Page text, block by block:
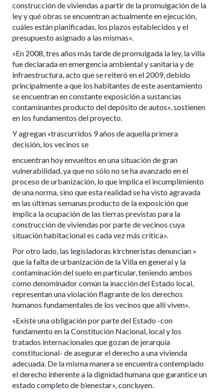
construcción de viviendas a partir de la promulgación de la
ley y qué obras se encuentran actualmente en ejecución,
cuáles están planificadas, los plazos establecidos y el
presupuesto asignado a las mismas».
«En 2008, tres años más tarde de promulgada la ley, la villa
fue declarada en emergencia ambiental y sanitaria y de
infraestructura, acto que se reiteró en el 2009, debido
principalmente a que los habitantes de este asentamiento
se encuentran en constante exposición a sustancias
contaminantes producto del depósito de autos», sostienen
en los fundamentos del proyecto.
Y agregan «trascurridos 9 años de aquella primera
decisión, los vecinos se
encuentran hoy envueltos en una situación de gran
vulnerabilidad, ya que no sólo no se ha avanzado en el
proceso de urbanización, lo que implica el incumplimiento
de una norma, sino que esta realidad se ha visto agravada
en las últimas semanas producto de la exposición que
implica la ocupación de las tierras previstas para la
construcción de viviendas por parte de vecinos cuya
situación habitacional es cada vez más crítica».
Por otro lado, las legisladoras kirchneristas denuncian »
que la falta de urbanización de la Villa en general y la
contaminación del suelo en particular, teniendo ambos
como denominador común la inacción del Estado local,
representan una violación flagrante de los derechos
humanos fundamentales de los vecinos que allí viven».
«Existe una obligación por parte del Estado -con
fundamento en la Constitución Nacional, local y los
tratados internacionales que gozan de jerarquía
constitucional- de asegurar el derecho a una vivienda
adecuada. De la misma manera se encuentra contemplado
el derecho inherente a la dignidad humana que garantice un
estado completo de bienestar», concluyen.